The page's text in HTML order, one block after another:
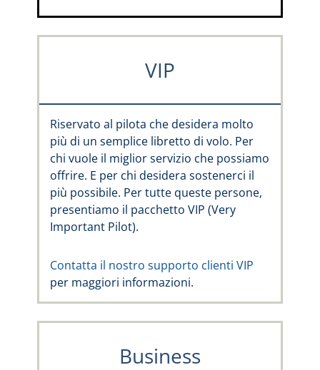
VIP
Riservato al pilota che desidera molto
più di un semplice libretto di volo. Per
chi vuole il miglior servizio che possiamo
offrire. E per chi desidera sostenerci il
più possibile. Per tutte queste persone,
presentiamo il pacchetto VIP (Very
Important Pilot).
Contatta il nostro supporto clienti VIP
per maggiori informazioni.
Business